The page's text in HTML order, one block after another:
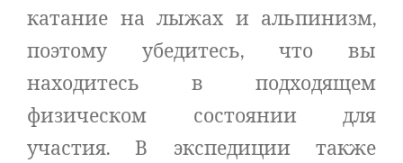
катание на лыжах и альпинизм,
поэтому убедитесь, что вы
находитесь в подходящем
физическом состоянии для
участия. В экспедиции также